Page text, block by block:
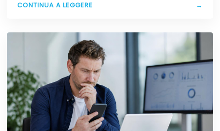
CONTINUA A LEGGERE →